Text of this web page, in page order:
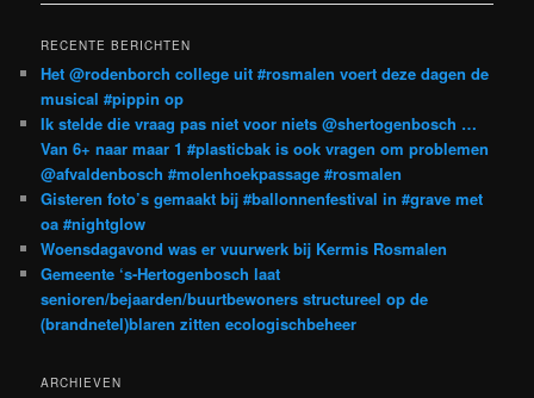
RECENTE BERICHTEN
Het @rodenborch college uit #rosmalen voert deze dagen de
musical #pippin op
Ik stelde die vraag pas niet voor niets @shertogenbosch …
Van 6+ naar maar 1 #plasticbak is ook vragen om problemen
@afvaldenbosch #molenhoekpassage #rosmalen
Gisteren foto’s gemaakt bij #ballonnenfestival in #grave met
oa #nightglow
Woensdagavond was er vuurwerk bij Kermis Rosmalen
Gemeente ‘s-Hertogenbosch laat
senioren/bejaarden/buurtbewoners structureel op de
(brandnetel)blaren zitten ecologischbeheer
ARCHIEVEN